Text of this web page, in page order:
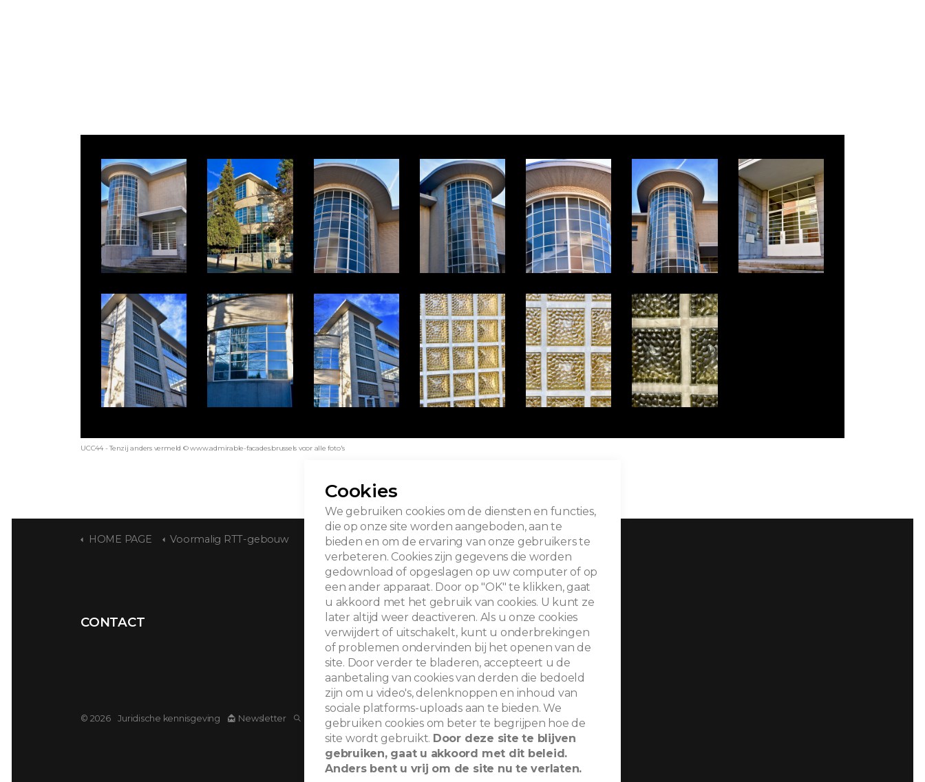
UCC44 - Tenzij anders vermeld © www.admirable-facades.brussels voor alle foto's
HOME PAGE Voormalig RTT-gebouw
CONTACT
© 2026 Juridische kennisgeving Newsletter Zoeken
Cookies
We gebruiken cookies om de diensten en functies,
die op onze site worden aangeboden, aan te
bieden en om de ervaring van onze gebruikers te
verbeteren. Cookies zijn gegevens die worden
gedownload of opgeslagen op uw computer of op
een ander apparaat. Door op "OK" te klikken, gaat
u akkoord met het gebruik van cookies. U kunt ze
later altijd weer deactiveren. Als u onze cookies
verwijdert of uitschakelt, kunt u onderbrekingen
of problemen ondervinden bij het openen van de
site. Door verder te bladeren, accepteert u de
aanbetaling van cookies van derden die bedoeld
zijn om u video's, delenknoppen en inhoud van
sociale platforms-uploads aan te bieden. We
gebruiken cookies om beter te begrijpen hoe de
site wordt gebruikt. Door deze site te blijven
gebruiken, gaat u akkoord met dit beleid.
Anders bent u vrij om de site nu te verlaten.